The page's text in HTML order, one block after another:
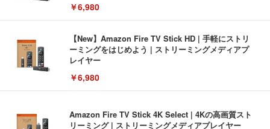
￥6,980
【New】Amazon Fire TV Stick HD | 手軽にストリ
ーミングをはじめよう | ストリーミングメディアプ
レイヤー
￥6,980
Amazon Fire TV Stick 4K Select | 4Kの高画質スト
リーミング | ストリーミングメディアプレイヤー